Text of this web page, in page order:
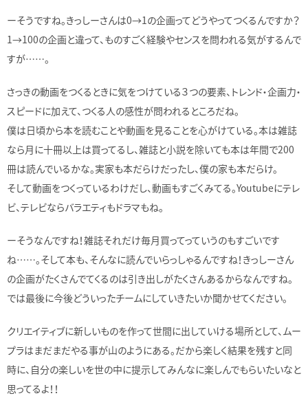
ーそうですね。きっしーさんは0→1の企画ってどうやってつくるんですか？
1→100の企画と違って、ものすごく経験やセンスを問われる気がするんで
すが……。
さっきの動画をつくるときに気をつけている３つの要素、トレンド・企画力・
スピードに加えて、つくる人の感性が問われるところだね。
僕は日頃から本を読むことや動画を見ることを心がけている。本は雑誌
なら月に十冊以上は買ってるし、雑誌と小説を除いても本は年間で200
冊は読んでいるかな。実家も本だらけだったし、僕の家も本だらけ。
そして動画をつくっているわけだし、動画もすごくみてる。Youtubeにテレ
ビ、テレビならバラエティもドラマもね。
ーそうなんですね！雑誌それだけ毎月買ってっていうのもすごいです
ね……。そして本も、そんなに読んでいらっしゃるんですね！きっしーさん
の企画がたくさんでてくるのは引き出しがたくさんあるからなんですね。
では最後に今後どういったチームにしていきたいか聞かせてください。
クリエイティブに新しいものを作って世間に出していける場所として、ムー
プラはまだまだやる事が山のようにある。だから楽しく結果を残すと同
時に、自分の楽しいを世の中に提示してみんなに楽しんでもらいたいなと
思ってるよ！！